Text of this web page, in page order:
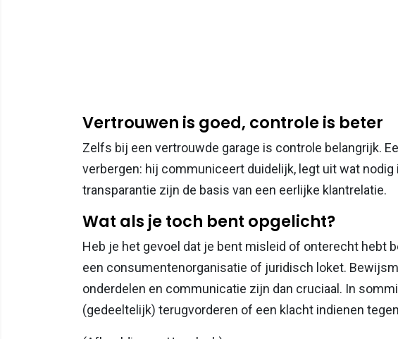
Vertrouwen is goed, controle is beter
Zelfs bij een vertrouwde garage is controle belangrijk.
verbergen: hij communiceert duidelijk, legt uit wat nodig
transparantie zijn de basis van een eerlijke klantrelatie.
Wat als je toch bent opgelicht?
Heb je het gevoel dat je bent misleid of onterecht hebt
een consumentenorganisatie of juridisch loket.
onderdelen en communicatie zijn dan cruciaal. In
(gedeeltelijk) terugvorderen of een klacht indienen